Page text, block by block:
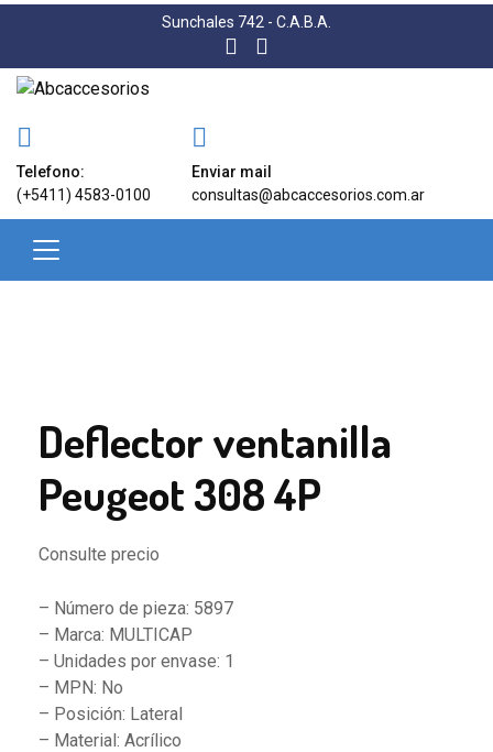
Sunchales 742 - C.A.B.A.
Telefono:
(+5411) 4583-0100
Enviar mail
consultas@abcaccesorios.com.ar
Deflector ventanilla
Peugeot 308 4P
Consulte precio
– Número de pieza: 5897
– Marca: MULTICAP
– Unidades por envase: 1
– MPN: No
– Posición: Lateral
– Material: Acrílico